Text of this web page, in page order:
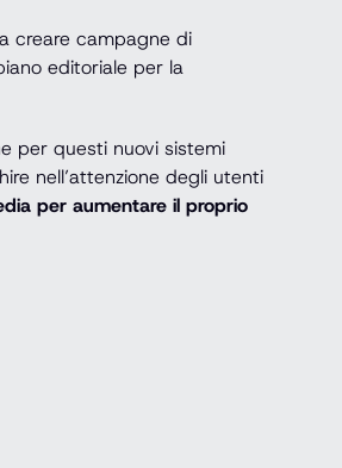
creare campagne di
editoriale per la
per questi nuovi sistemi
nell’attenzione degli utenti
per aumentare il proprio